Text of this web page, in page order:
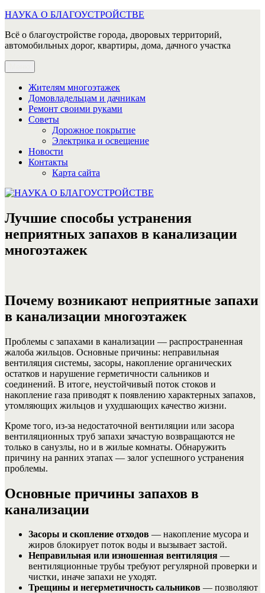
Перейти
содержимому
НАУКА О БЛАГОУСТРОЙСТВЕ
Всё о благоустройстве города, дворовых территорий,
автомобильных дорог, квартиры, дома, дачного участка
Жителям многоэтажек
Домовладельцам и дачникам
Ремонт своими руками
Советы
Дорожное покрытие
Электрика и освещение
Новости
Контакты
Карта сайта
Лучшие способы устранения
неприятных запахов в канализации
многоэтажек
Почему возникают неприятные запахи
в канализации многоэтажек
Проблемы с запахами в канализации — распространенная
жалоба жильцов. Основные причины: неправильная
вентиляция системы, засоры, накопление органических
остатков и нарушение герметичности сальников и
соединений. В итоге, неустойчивый поток стоков и
накопление газа приводят к появлению характерных запахов,
утомляющих жильцов и ухудшающих качество жизни.
Кроме того, из-за недостаточной вентиляции или засора
вентиляционных труб запахи зачастую возвращаются не
только в санузлы, но и в жилые комнаты. Обнаружить
причину на ранних этапах — залог успешного устранения
проблемы.
Основные причины запахов в
канализации
Засоры и скопление отходов — накопление мусора и
жиров блокирует поток воды и вызывает застой.
Неправильная или изношенная вентиляция —
вентиляционные трубы требуют регулярной проверки и
чистки, иначе запахи не уходят.
Трещины и негерметичность сальников — позволяют